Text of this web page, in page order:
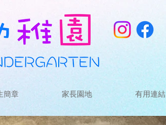
簡章 家長園地 有用連結